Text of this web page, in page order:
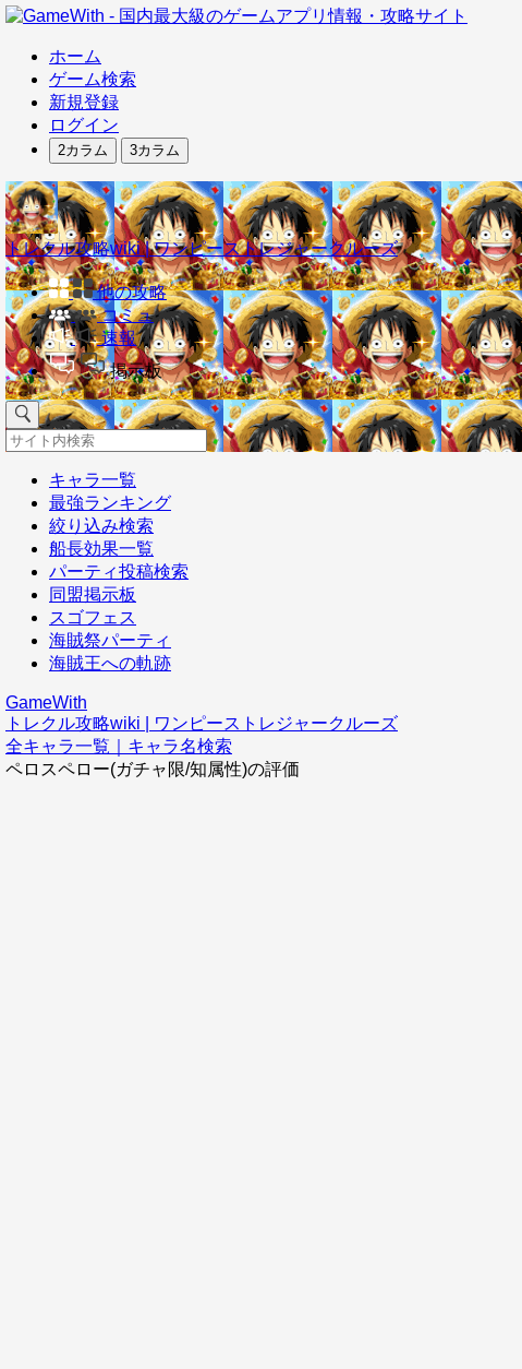
ホーム
ゲーム検索
新規登録
ログイン
2カラム 3カラム
トレクル攻略wiki | ワンピーストレジャークルーズ
他の攻略
コミュ
速報
掲示板
キャラ一覧
最強ランキング
絞り込み検索
船長効果一覧
パーティ投稿検索
同盟掲示板
スゴフェス
海賊祭パーティ
海賊王への軌跡
GameWith
トレクル攻略wiki | ワンピーストレジャークルーズ
全キャラ一覧｜キャラ名検索
ペロスペロー(ガチャ限/知属性)の評価